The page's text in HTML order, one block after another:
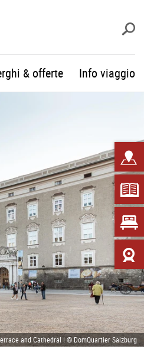
& offerte Info viaggio
and Cathedral | © DomQuartier Salzburg